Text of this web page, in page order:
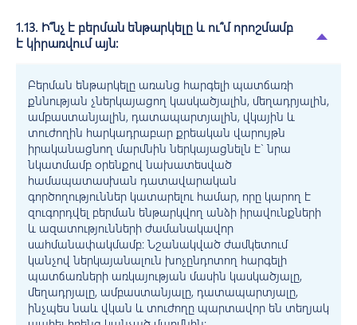
1.13. Ի՞նչ է բերման ենթարկելը և ու՞մ որոշմամբ
է կիրառվում այն:
Բերման ենթարկելը առանց հարգելի պատճառի
քննության չներկայացող կասկածյալին, մեղադրյալին,
ամբաստանյալին, դատապարտյալին, վկային և
տուժողին հարկադրաբար քրեական վարույթն
իրականացնող մարմնին ներկայացնելն է` նրա
նկատմամբ օրենքով նախատեսված
համապատասխան դատավարական
գործողություններ կատարելու համար, որը կարող է
զուգորդվել բերման ենթարկվող անձի իրավունքների
և ազատությունների ժամանակավոր
սահմանափակմամբ: Նշանակված ժամկետում
կանչով ներկայանալուն խոչընդոտող հարգելի
պատճառների առկայության մասին կասկածյալը,
մեղադրյալը, ամբաստանյալը, դատապարտյալը,
ինչպես նաև վկան և տուժողը պարտավոր են տեղյակ